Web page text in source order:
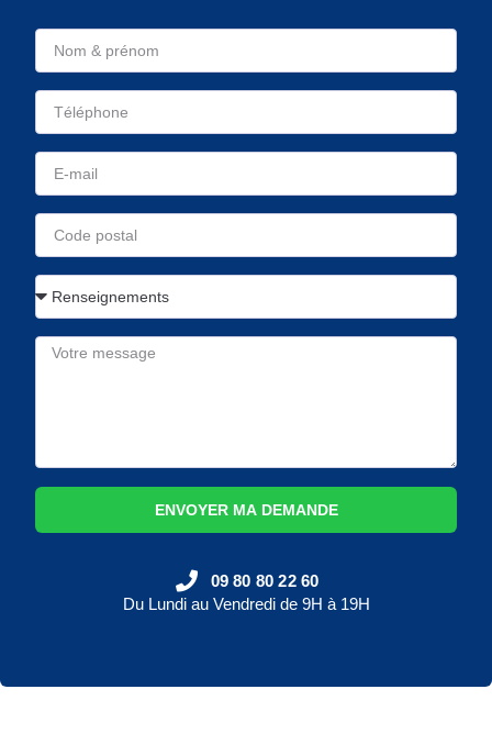
ENVOYER MA DEMANDE
09 80 80 22 60
Du Lundi au Vendredi de 9H à 19H